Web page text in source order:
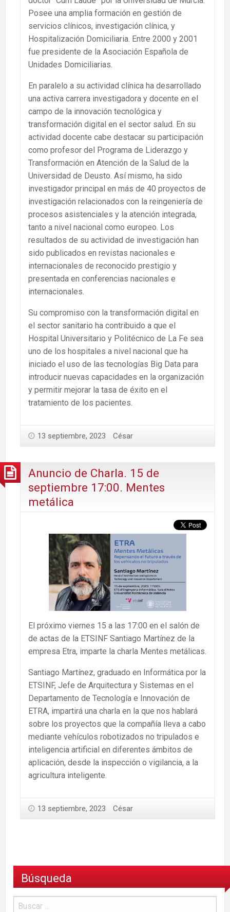
Posee una amplia formación en gestión de
servicios clínicos, investigación clínica, y
Hospitalización Domiciliaria. Entre 2000 y 2001
fue presidente de la Asociación Española de
Unidades Domiciliarias.
En paralelo a su actividad clínica ha desarrollado
una activa carrera investigadora y docente en el
campo de la innovación tecnológica y
transformación digital en el sector salud. En su
actividad docente cabe destacar su participación
como profesor del Programa de Liderazgo y
Transformación en Atención de la Salud de la
Universidad de Deusto. Así mismo, ha sido
investigador principal en más de 40 proyectos de
investigación relacionados con la reingeniería de
procesos asistenciales y la atención integrada,
tanto a nivel nacional como europeo. Los
resultados de su actividad de investigación han
sido publicados en revistas nacionales e
internacionales de reconocido prestigio y
presentada en conferencias nacionales e
internacionales.
Su compromiso con la transformación digital en
el sector sanitario ha contribuido a que el
Hospital Universitario y Politécnico de La Fe sea
uno de los hospitales a nivel nacional que ha
iniciado el uso de las tecnologías Big Data para
introducir nuevas capacidades en la organización
y permitir mejorar la tasa de éxito en el
tratamiento de los pacientes.
13 septiembre, 2023 César
Anuncio de Charla. 15 de
septiembre 17:00. Mentes
metálica
El próximo viernes 15 a las 17:00 en el salón de
de actas de la ETSINF Santiago Martínez de la
empresa Etra, imparte la charla Mentes metálicas.
Santiago Martínez, graduado en Informática por la
ETSINF, Jefe de Arquitectura y Sistemas en el
Departamento de Tecnología e Innovación de
ETRA, impartirá una charla en la que nos hablará
sobre los proyectos que la compañía lleva a cabo
mediante vehículos robotizados no tripulados e
inteligencia artificial en diferentes ámbitos de
aplicación, desde la inspección o vigilancia, a la
agricultura inteligente.
13 septiembre, 2023 César
Búsqueda